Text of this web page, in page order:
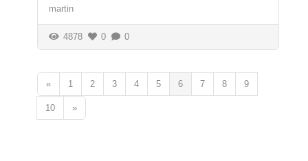
martin
4878 0 0
« 1 2 3 4 5 6 7 8 9
10 »